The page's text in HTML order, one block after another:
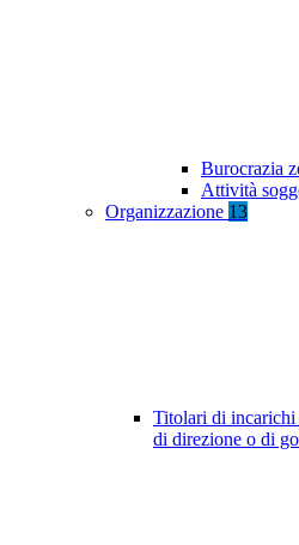
Burocrazia
Attività
Organizzazione 13
Titolari di
di direzione o di